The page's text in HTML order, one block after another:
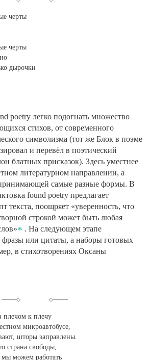
черты
черты
дырочки
poetry легко подогнать множество
стихов, от современного
символизма (тот же Блок в поэме
и перевёл в поэтический
блатных присказок). Здесь уместнее
литературном направлении, а
самые разные формы. В
found poetry предлагает
текста, поощряет «уверенность, что
строкой может быть любая
. На следующем этапе
фразы или цитаты, а наборы готовых
в стихотворениях Оксаны
плечом к плечу
микроавтобусе,
шторы заправлены.
страна свободы,
мы можем работать